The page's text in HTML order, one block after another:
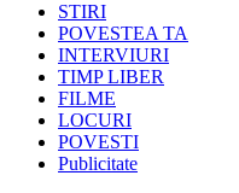
STIRI
POVESTEA TA
INTERVIURI
TIMP LIBER
FILME
LOCURI
POVESTI
Publicitate